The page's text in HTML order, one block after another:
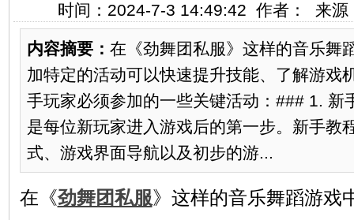
时间：2024-7-3 14:49:42 作者： 来
内容摘要： 在《劲舞团私服》这样的音乐舞
加特定的活动可以快速提升技能、了解游戏
手玩家必须参加的一些关键活动：### 1. 新
是每位新玩家进入游戏后的第一步。新手教
式、游戏界面导航以及初步的游...
在《劲舞团私服》这样的音乐舞蹈游戏